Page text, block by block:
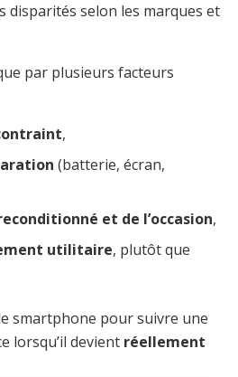
disparités selon les marques et
par plusieurs facteurs
,
(batterie, écran,
et de l’occasion,
utilitaire, plutôt que
smartphone pour suivre une
lorsqu’il devient réellement